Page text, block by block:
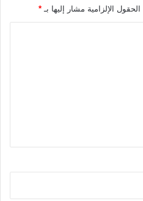
الحقول الإلزامية مشار إليها بـ *